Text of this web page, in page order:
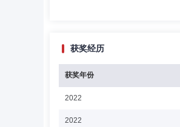
获奖经历
获奖年份
2022
2022